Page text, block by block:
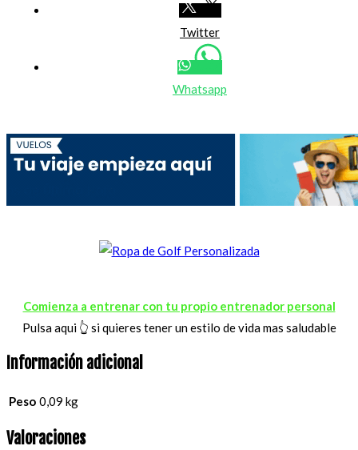
Twitter
Whatsapp
Comienza a entrenar con tu propio entrenador personal
Pulsa aqui 👆 si quieres tener un estilo de vida mas saludable
Información adicional
Peso 0,09 kg
Valoraciones